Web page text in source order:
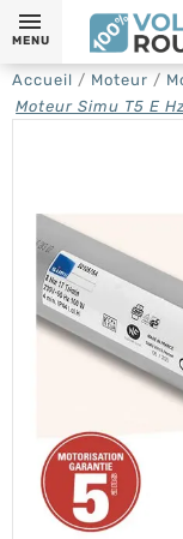
MENU
Accueil Moteur
Moteur Simu T5 E